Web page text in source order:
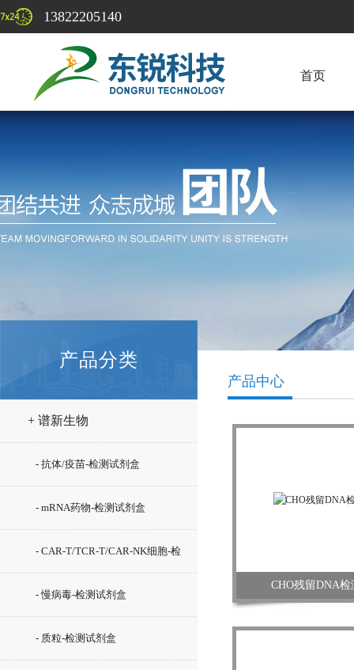
13822205140
首页
产品分类
+ 谱新生物
- 抗体/疫苗-检测试剂盒
- mRNA药物-检测试剂盒
- CAR-T/TCR-T/CAR-NK细胞-检
测试剂盒
- 慢病毒-检测试剂盒
- 质粒-检测试剂盒
产品中心
CHO残留DNA检